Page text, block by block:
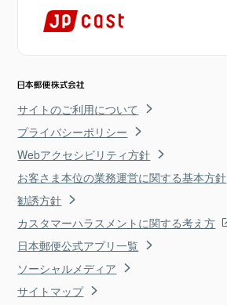
サイトのご利用について
プライバシーポリシー
Webアクセシビリティ方針
お客さま本位の業務運営に関する基本方針
勧誘方針
カスタマーハラスメントに関する考え方
日本郵便公式アプリ一覧
ソーシャルメディア
サイトマップ